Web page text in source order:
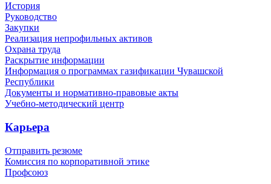
История
Руководство
Закупки
Реализация непрофильных активов
Охрана труда
Раскрытие информации
Информация о программах газификации Чувашской
Республики
Документы и нормативно-правовые акты
Учебно-методический центр
Карьера
Отправить резюме
Комиссия по корпоративной этике
Профсоюз